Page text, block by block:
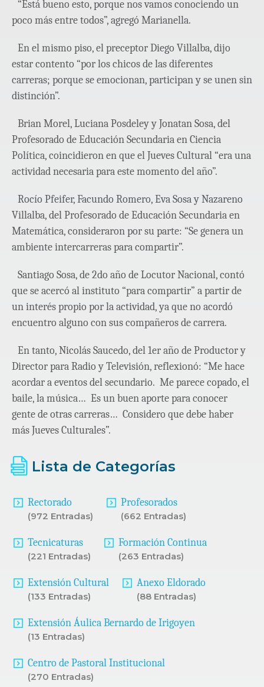
“Está bueno esto, porque nos vamos conociendo un
poco más entre todos”, agregó Marianella.
En el mismo piso, el preceptor Diego Villalba, dijo
estar contento “por los chicos de las diferentes
carreras; porque se emocionan, participan y se unen sin
distinción”.
Brian Morel, Luciana Posdeley y Jonatan Sosa, del
Profesorado de Educación Secundaria en Ciencia
Política, coincidieron en que el Jueves Cultural “era una
actividad necesaria para este momento del año”.
Rocío Pfeifer, Facundo Romero, Eva Sosa y Nazareno
Villalba, del Profesorado de Educación Secundaria en
Matemática, consideraron por su parte: “Se genera un
ambiente intercarreras para compartir”.
Santiago Sosa, de 2do año de Locutor Nacional, contó
que se acercó al instituto “para compartir” a partir de
un interés propio por la actividad, ya que no acordó
encuentro alguno con sus compañeros de carrera.
En tanto, Nicolás Saucedo, del 1er año de Productor y
Director para Radio y Televisión, reflexionó: “Me hace
acordar a eventos del secundario. Me parece copado, el
baile, la música… Es un buen aporte para conocer
gente de otras carreras… Considero que debe haber
más Jueves Culturales”.
Lista de Categorías
Rectorado
(972 Entradas)
Profesorados
(662 Entradas)
Tecnicaturas
(221 Entradas)
Formación Continua
(263 Entradas)
Extensión Cultural
(133 Entradas)
Anexo Eldorado
(88 Entradas)
Extensión Áulica Bernardo de Irigoyen
(13 Entradas)
Centro de Pastoral Institucional
(270 Entradas)